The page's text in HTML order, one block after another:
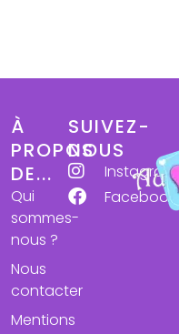
À
PROPOS
DE...
Qui
sommes-
nous ?
Nous
contacter
Mentions
SUIVEZ-
NOUS
Instagram
Facebook